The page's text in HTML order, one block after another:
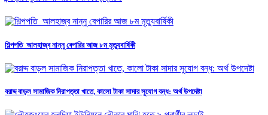
শিল্পপতি আলহাজ্ব নান্নু বেপারির আজ ৮ম মৃত্যুবার্ষিকী
বরাদ্দ বাড়ল সামাজিক নিরাপত্তা খাতে, কালো টাকা সাদার সুযোগ বন্ধ: অর্থ উপদেষ্টা